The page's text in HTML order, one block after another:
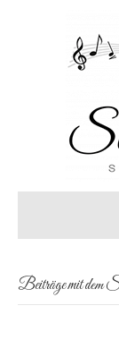
Beiträge mit dem